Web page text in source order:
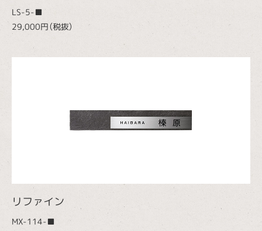
LS-5-■
29,000円（税抜）
リファイン
MX-114-■